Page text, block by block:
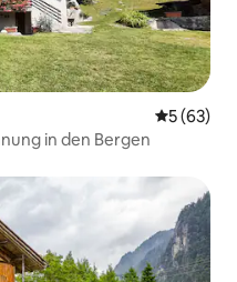
5 (63)
in den Bergen